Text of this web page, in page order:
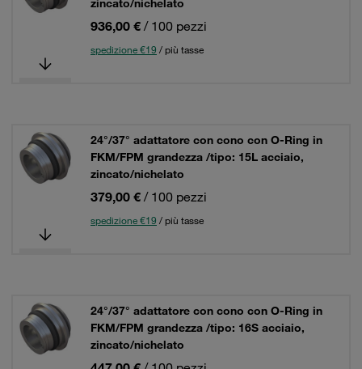
zincato/nichelato
936,00 € / 100 pezzi
spedizione €19 / più tasse
24°/37° adattatore con cono con O-Ring in
FKM/FPM grandezza /tipo: 15L acciaio,
zincato/nichelato
379,00 € / 100 pezzi
spedizione €19 / più tasse
24°/37° adattatore con cono con O-Ring in
FKM/FPM grandezza /tipo: 16S acciaio,
zincato/nichelato